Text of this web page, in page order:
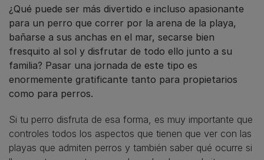
¿Qué puede ser más divertido e incluso apasionante
para un perro que correr por la arena de la playa,
bañarse a sus anchas en el mar, secarse bien
fresquito al sol y disfrutar de todo ello junto a su
familia? Pasar una jornada de este tipo es
enormemente gratificante tanto para propietarios
como para perros.
Si tu perro disfruta de esa forma, es muy importante que
controles todos los aspectos que tienen que ver con las
playas que admiten perros y también saber qué ocurre si